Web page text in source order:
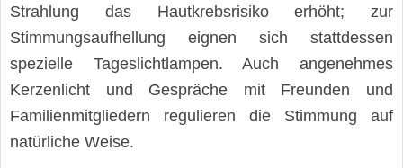
Strahlung das Hautkrebsrisiko erhöht; zur
Stimmungsaufhellung eignen sich stattdessen
spezielle Tageslichtlampen. Auch angenehmes
Kerzenlicht und Gespräche mit Freunden und
Familienmitgliedern regulieren die Stimmung auf
natürliche Weise.